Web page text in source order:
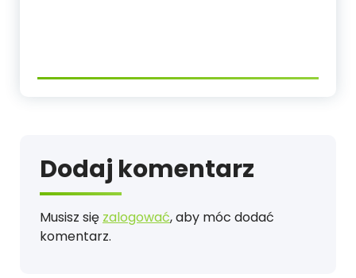
Dodaj komentarz
Musisz się zalogować, aby móc dodać
komentarz.